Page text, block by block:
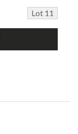
Lot 11